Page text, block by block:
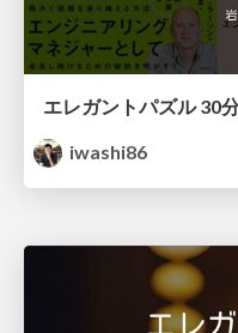
iwashi86